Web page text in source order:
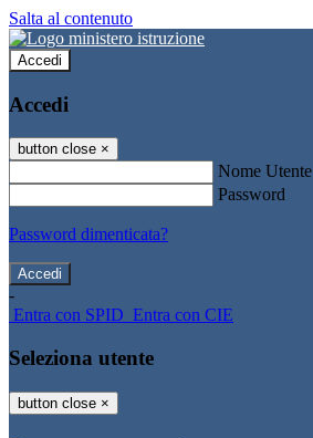
Salta al contenuto
Accedi
Accedi
button close ×
Nome Utente
Password
Password dimenticata?
-
Entra con SPID Entra con CIE
Seleziona utente
button close ×